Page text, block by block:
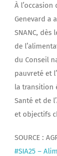
À
Genevard a
SNANC,
de
du Conseil
pauvreté et
la transition
Santé et de
et objectifs
SOURCE :
#SIA25 –